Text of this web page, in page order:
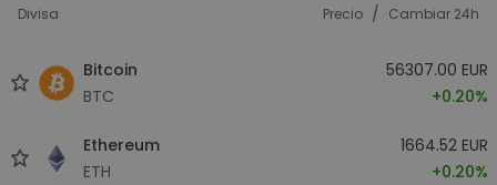
Divisa Precio / Cambiar 24h
Bitcoin
BTC
56307.00 EUR
+0.20%
Ethereum
ETH
1664.52 EUR
+0.20%